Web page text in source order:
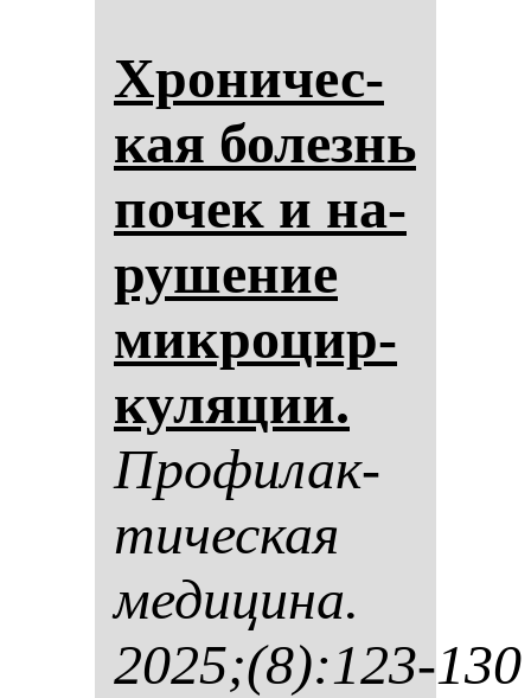
Хро­ни­чес­
кая бо­лезнь
по­чек и на­
ру­ше­ние
мик­ро­цир­
ку­ля­ции.
Про­фи­лак­
ти­чес­кая
ме­ди­ци­на.
2025;(8):123-130